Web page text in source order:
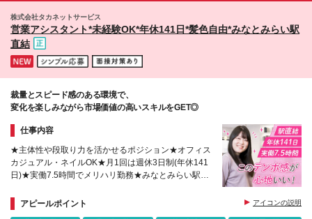
株式会社タカネットサービス
営業アシスタント*未経験OK*年休141日*髪色自由*みなとみらい駅
直結
裁量とスピード感のある環境で、
変化を楽しみながら市場価値の高いスキルをGET◎
仕事内容
★主体性や段取り力を活かせるポジション★オフィス
カジュアル・ネイルOK★月1回は週休3日制(年休141
日)★実働7.5時間でメリハリ勤務★みなとみらい駅直
アピールポイント
アイコンの説明